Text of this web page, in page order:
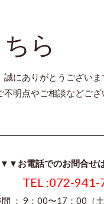
ら
にありがとうございま
明点やご相談などご
▼▼お電話でのお問合せ
TEL :072-941-
間 ： 9：00〜17：00（